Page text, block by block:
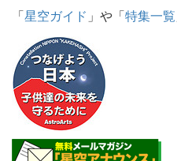
「星空ガイド 」や「特集一覧